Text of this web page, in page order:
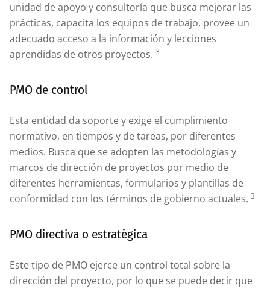
unidad de apoyo y consultoría que busca mejorar las
prácticas, capacita los equipos de trabajo, provee un
adecuado acceso a la información y lecciones
aprendidas de otros proyectos. 3
PMO de control
Esta entidad da soporte y exige el cumplimiento
normativo, en tiempos y de tareas, por diferentes
medios. Busca que se adopten las metodologías y
marcos de dirección de proyectos por medio de
diferentes herramientas, formularios y plantillas de
conformidad con los términos de gobierno actuales. 3
PMO directiva o estratégica
Este tipo de PMO ejerce un control total sobre la
dirección del proyecto, por lo que se puede decir que